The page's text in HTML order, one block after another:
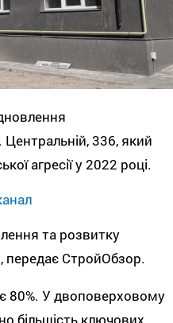
336, який
агресії у 2022 році.
та розвитку
передає СтройОбзор.
80%. У двоповерховому
більшість ключових